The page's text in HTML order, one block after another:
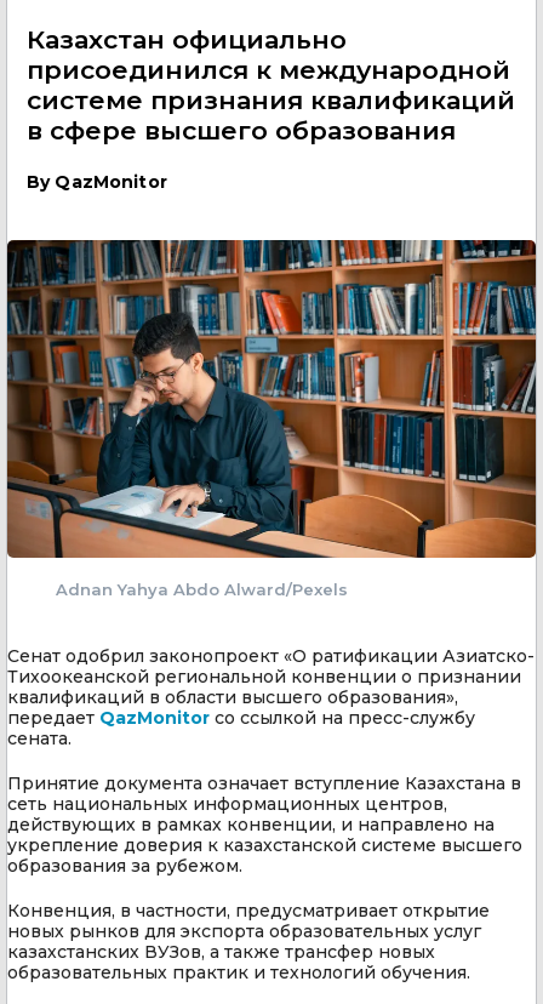
Казахстан официально
присоединился к международной
системе признания квалификаций
в сфере высшего образования
By QazMonitor
Adnan Yahya Abdo Alward/Pexels
Сенат одобрил законопроект «О ратификации Азиатско-
Тихоокеанской региональной конвенции о признании
квалификаций в области высшего образования»,
передает QazMonitor со ссылкой на пресс-службу
сената.
Принятие документа означает вступление Казахстана в
сеть национальных информационных центров,
действующих в рамках конвенции, и направлено на
укрепление доверия к казахстанской системе высшего
образования за рубежом.
Конвенция, в частности, предусматривает открытие
новых рынков для экспорта образовательных услуг
казахстанских ВУЗов, а также трансфер новых
образовательных практик и технологий обучения.